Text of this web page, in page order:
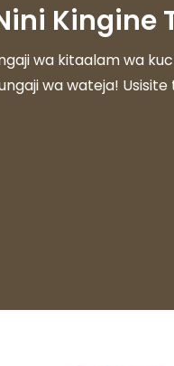
Kingine
wa kitaalam wa
wa wateja!